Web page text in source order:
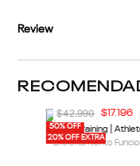
Review
50% OFF
20% OFF EXTRA
Short Training |
Entrenamiento
$42.990 $17.196